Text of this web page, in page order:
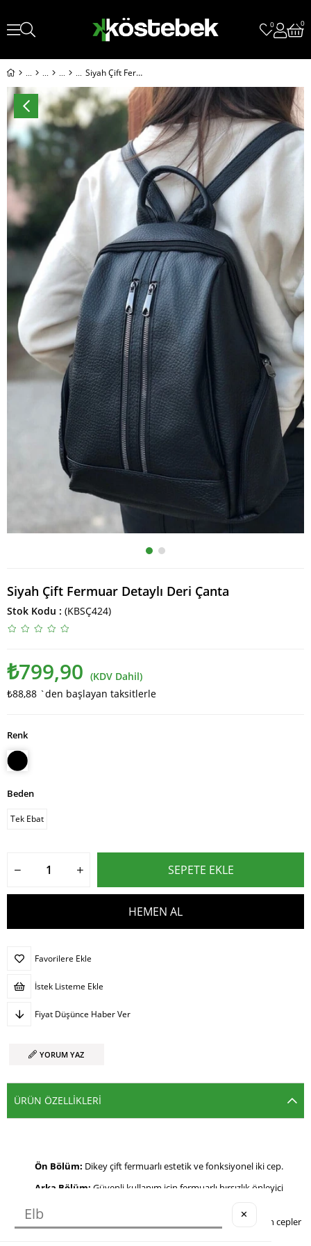
0 0
Siyah Çift Fermuar Detaylı Deri Çanta
Siyah Çift Fermuar Detaylı Deri Çanta
Stok Kodu (KBSÇ424)
₺799,90 (KDV Dahil)
₺88,88 `den başlayan taksitlerle
Renk
Beden
Tek Ebat
Favorilere Ekle
İstek Listeme Ekle
Fiyat Düşünce Haber Ver
YORUM YAZ
ÜRÜN ÖZELLIKLERI
Ön Bölüm: Dikey çift fermuarlı estetik ve fonksiyonel iki cep.
Arka Bölüm: Güvenli kullanım için fermuarlı hırsızlık önleyici
Yan Bölümler:
Kolay erişim için sağ ve sol tarafta açık yan cepler
✕